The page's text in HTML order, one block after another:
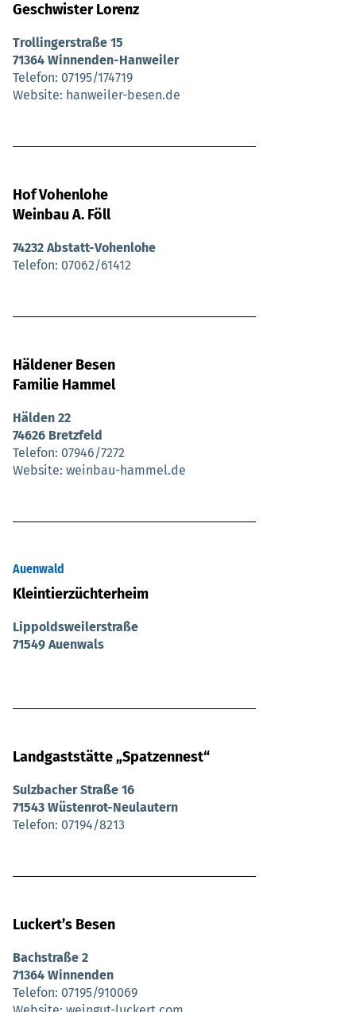
Geschwister Lorenz
Trollingerstraße 15
71364 Winnenden-Hanweiler
Telefon 07195/174719
Website
hanweiler-besen.de
Hof Vohenlohe
Weinbau A. Föll
74232 Abstatt-Vohenlohe
Telefon 07062/61412
Häldener Besen
Familie Hammel
Hälden 22
74626 Bretzfeld
Telefon 07946/7272
Website weinbau-hammel.de
Auenwald
Kleintierzüchterheim
Lippoldsweilerstraße
71549 Auenwals
Landgaststätte „Spatzennest“
Sulzbacher Straße 16
71543 Wüstenrot-Neulautern
Telefon 07194/8213
Luckertʼs Besen
Bachstraße 2
71364 Winnenden
Telefon 07195/910069